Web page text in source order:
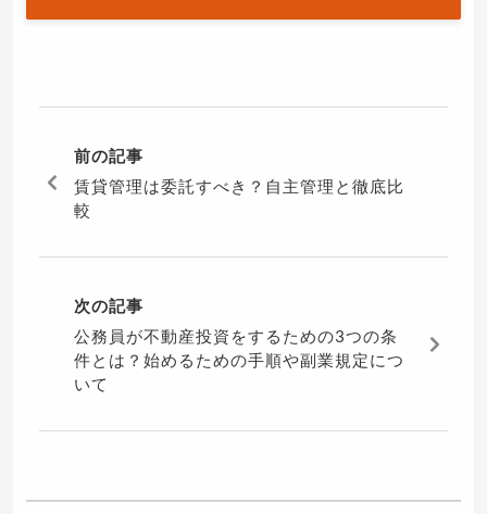
前の記事
賃貸管理は委託すべき？自主管理と徹底比
較
次の記事
公務員が不動産投資をするための3つの条
件とは？始めるための手順や副業規定につ
いて